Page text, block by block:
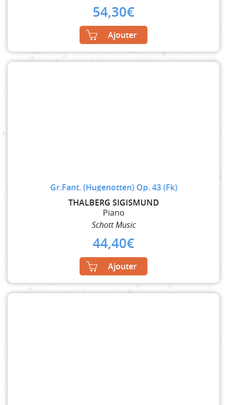
54,30€
Ajouter
Gr.Fant. (Hugenotten) Op. 43 (Fk)
THALBERG SIGISMUND
Piano
Schott Music
44,40€
Ajouter